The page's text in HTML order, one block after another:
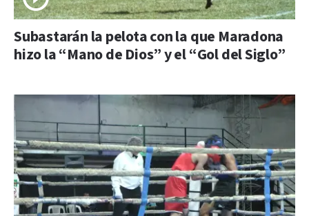
Subastarán la pelota con la que Maradona
hizo la “Mano de Dios” y el “Gol del Siglo”